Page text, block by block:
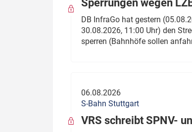
Sperrungen wegen
DB InfraGo hat gestern
30.08.2026, 11:00 Uhr) den
sperren (Bahnhöfe sollen
06.08.2026
S-Bahn Stuttgart
VRS schreibt SPNV-